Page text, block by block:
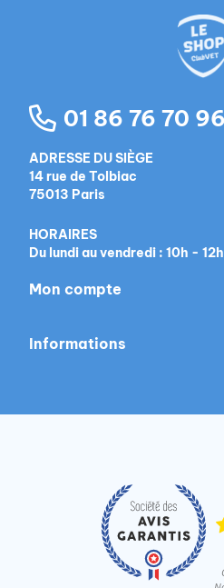
01 86 76 70 96
ADRESSE DU SIÈGE
14 rue de Tolbiac
75013 Paris
HORAIRES
Du lundi au vendredi : 10h -
Mon compte
Informations